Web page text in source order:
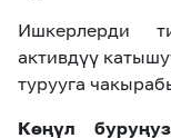
Ишкерлерди
активдүү
турууга
Көңүл